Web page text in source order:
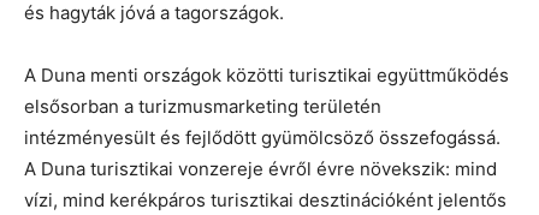
és hagyták jóvá a tagországok.
A Duna menti országok közötti turisztikai együttműködés
elsősorban a turizmusmarketing területén
intézményesült és fejlődött gyümölcsöző összefogássá.
A Duna turisztikai vonzereje évről évre növekszik: mind
vízi, mind kerékpáros turisztikai desztinációként jelentős